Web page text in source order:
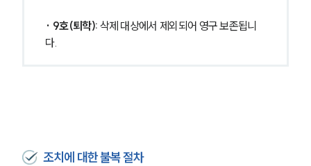
· 9호(퇴학): 삭제 대상에서 제외되어 영구 보존됩니
다.
조치에 대한 불복 절차